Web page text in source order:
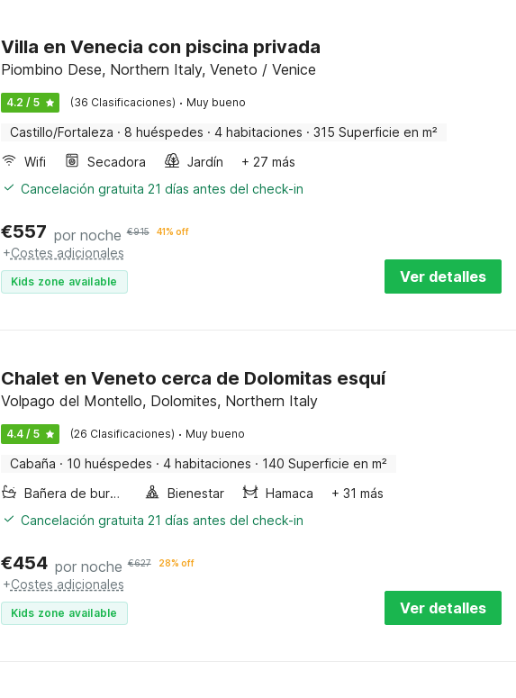
Villa en Venecia con piscina privada
Piombino Dese, Northern Italy, Veneto / Venice
4.2 / 5 (36 Clasificaciones) · Muy bueno
Castillo/Fortaleza · 8 huéspedes · 4 habitaciones · 315 Superficie en m²
Wifi
Secadora Jardín
+ 27 más
Cancelación gratuita 21 días antes del check-in
€557 por noche €915 41% off
+Costes adicionales
Kids zone available Ver detalles
Chalet en Veneto cerca de Dolomitas esquí
Volpago del Montello, Dolomites, Northern Italy
4.4 / 5 (26 Clasificaciones) · Muy bueno
Cabaña · 10 huéspedes · 4 habitaciones · 140 Superficie en m²
Bañera de burbujas
Bienestar Hamaca
+ 31 más
Cancelación gratuita 21 días antes del check-in
€454 por noche €627 28% off
+Costes adicionales
Kids zone available Ver detalles